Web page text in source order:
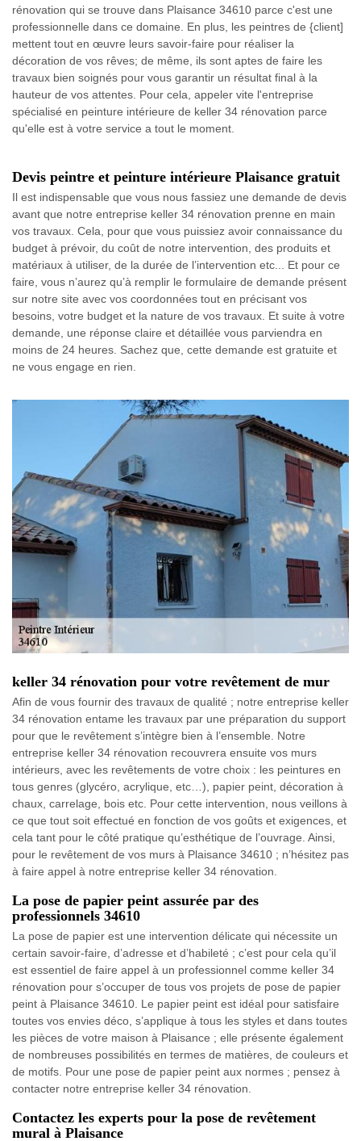
rénovation qui se trouve dans Plaisance 34610 parce c'est une
professionnelle dans ce domaine. En plus, les peintres de {client]
mettent tout en œuvre leurs savoir-faire pour réaliser la
décoration de vos rêves; de même, ils sont aptes de faire les
travaux bien soignés pour vous garantir un résultat final à la
hauteur de vos attentes. Pour cela, appeler vite l'entreprise
spécialisé en peinture intérieure de keller 34 rénovation parce
qu'elle est à votre service a tout le moment.
Devis peintre et peinture intérieure Plaisance gratuit
Il est indispensable que vous nous fassiez une demande de devis
avant que notre entreprise keller 34 rénovation prenne en main
vos travaux. Cela, pour que vous puissiez avoir connaissance du
budget à prévoir, du coût de notre intervention, des produits et
matériaux à utiliser, de la durée de l’intervention etc... Et pour ce
faire, vous n’aurez qu’à remplir le formulaire de demande présent
sur notre site avec vos coordonnées tout en précisant vos
besoins, votre budget et la nature de vos travaux. Et suite à votre
demande, une réponse claire et détaillée vous parviendra en
moins de 24 heures. Sachez que, cette demande est gratuite et
ne vous engage en rien.
keller 34 rénovation pour votre revêtement de mur
Afin de vous fournir des travaux de qualité ; notre entreprise keller
34 rénovation entame les travaux par une préparation du support
pour que le revêtement s’intègre bien à l’ensemble. Notre
entreprise keller 34 rénovation recouvrera ensuite vos murs
intérieurs, avec les revêtements de votre choix : les peintures en
tous genres (glycéro, acrylique, etc…), papier peint, décoration à
chaux, carrelage, bois etc. Pour cette intervention, nous veillons à
ce que tout soit effectué en fonction de vos goûts et exigences, et
cela tant pour le côté pratique qu’esthétique de l’ouvrage. Ainsi,
pour le revêtement de vos murs à Plaisance 34610 ; n’hésitez pas
à faire appel à notre entreprise keller 34 rénovation.
La pose de papier peint assurée par des
professionnels 34610
La pose de papier est une intervention délicate qui nécessite un
certain savoir-faire, d’adresse et d’habileté ; c’est pour cela qu’il
est essentiel de faire appel à un professionnel comme keller 34
rénovation pour s’occuper de tous vos projets de pose de papier
peint à Plaisance 34610. Le papier peint est idéal pour satisfaire
toutes vos envies déco, s’applique à tous les styles et dans toutes
les pièces de votre maison à Plaisance ; elle présente également
de nombreuses possibilités en termes de matières, de couleurs et
de motifs. Pour une pose de papier peint aux normes ; pensez à
contacter notre entreprise keller 34 rénovation.
Contactez les experts pour la pose de revêtement
mural à Plaisance